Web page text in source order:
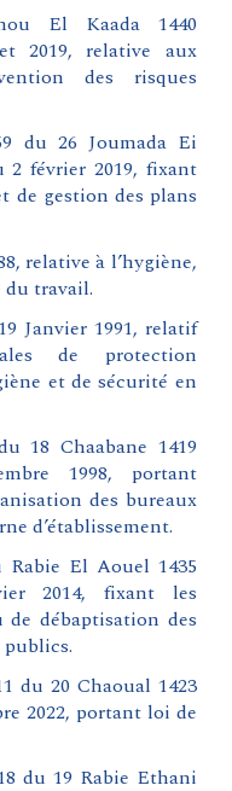
El Kaada 1440
2019, relative aux
des risques
du 26 Joumada Ei
2 février 2019, fixant
de gestion des plans
relative à l’hygiène,
du travail.
Janvier 1991, relatif
de protection
et de sécurité en
18 Chaabane 1419
1998, portant
des bureaux
d’établissement.
El Aouel 1435
2014, fixant les
débaptisation des
du 20 Chaoual 1423
2022, portant loi de
du 19 Rabie Ethani